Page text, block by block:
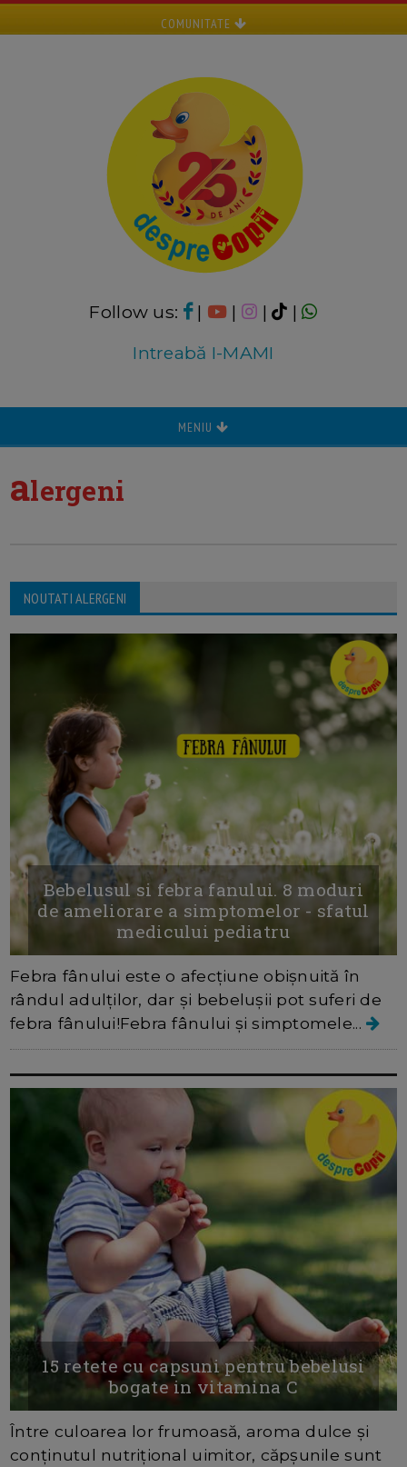
COMUNITATE
Follow us: | | |
|
Intreabă I-MAMI
MENIU
alergeni
NOUTATI ALERGENI
Bebelusul si febra fanului. 8 moduri
de ameliorare a simptomelor - sfatul
medicului pediatru
Febra fânului este o afecțiune obișnuită în
rândul adulților, dar și bebelușii pot suferi de
febra fânului!Febra fânului și simptomele...
15 retete cu capsuni pentru bebelusi
bogate in vitamina C
Între culoarea lor frumoasă, aroma dulce și
conținutul nutrițional uimitor, căpșunile sunt